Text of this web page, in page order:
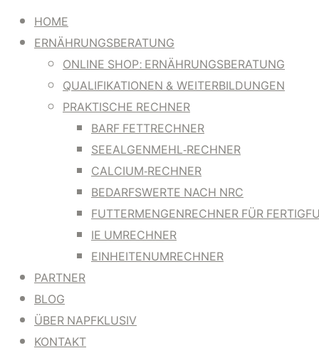
HOME
ERNÄHRUNGSBERATUNG
ONLINE SHOP: ERNÄHRUNGSBERATUNG
QUALIFIKATIONEN & WEITERBILDUNGEN
PRAKTISCHE RECHNER
BARF FETTRECHNER
SEEALGENMEHL-RECHNER
CALCIUM-RECHNER
BEDARFSWERTE NACH NRC
FUTTERMENGENRECHNER FÜR
IE UMRECHNER
EINHEITENUMRECHNER
PARTNER
BLOG
ÜBER NAPFKLUSIV
KONTAKT